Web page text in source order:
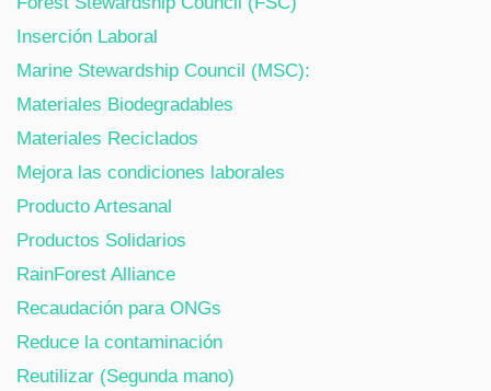
Inserción Laboral
Marine Stewardship Council (MSC):
Materiales Biodegradables
Materiales Reciclados
Mejora las condiciones laborales
Producto Artesanal
Productos Solidarios
RainForest Alliance
Recaudación para ONGs
Reduce la contaminación
Reutilizar (Segunda mano)